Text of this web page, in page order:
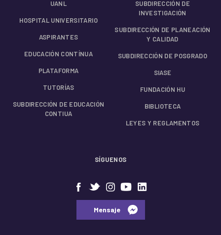
UANL
HOSPITAL UNIVERSITARIO
ASPIRANTES
EDUCACIÓN CONTÍNUA
PLATAFORMA
TUTORÍAS
SUBDIRECCIÓN DE EDUCACIÓN
CONTIUA
SUBDIRECCIÓN DE
INVESTIGACIÓN
SUBDIRECCIÓN DE PLANEACIÓN
Y CALIDAD
SUBDIRECCIÓN DE POSGRADO
SIASE
FUNDACIÓN HU
BIBLIOTECA
LEYES Y REGLAMENTOS
SÍGUENOS
⠀⠀Mensaje⠀